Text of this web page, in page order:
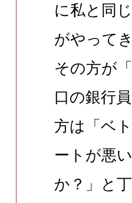
に私と同
がやって
その方が
口の銀行
方は「ベ
ートが悪
か？」と